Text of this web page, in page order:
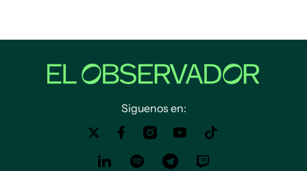
Siguenos en: